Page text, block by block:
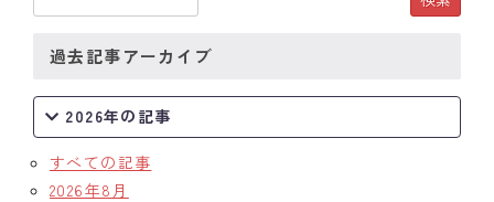
過去記事アーカイブ
2026年の記事
すべての記事
2026年8月